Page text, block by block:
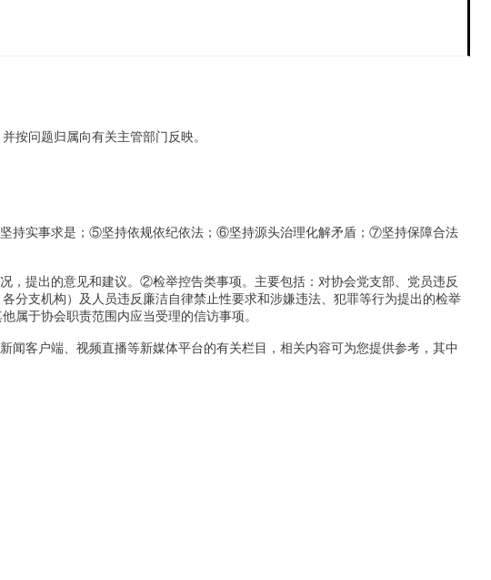
按问题归属向有关主管部门反映。
持实事求是；⑤坚持依规依纪依法；⑥坚持源头治理化解矛盾；⑦坚持保障合法
，提出的意见和建议。②检举控告类事项。主要包括：对协会党支部、党员违反
分支机构）及人员违反廉洁自律禁止性要求和涉嫌违法、犯罪等行为提出的检举
于协会职责范围内应当受理的信访事项。
客户端、视频直播等新媒体平台的有关栏目，相关内容可为您提供参考，其中